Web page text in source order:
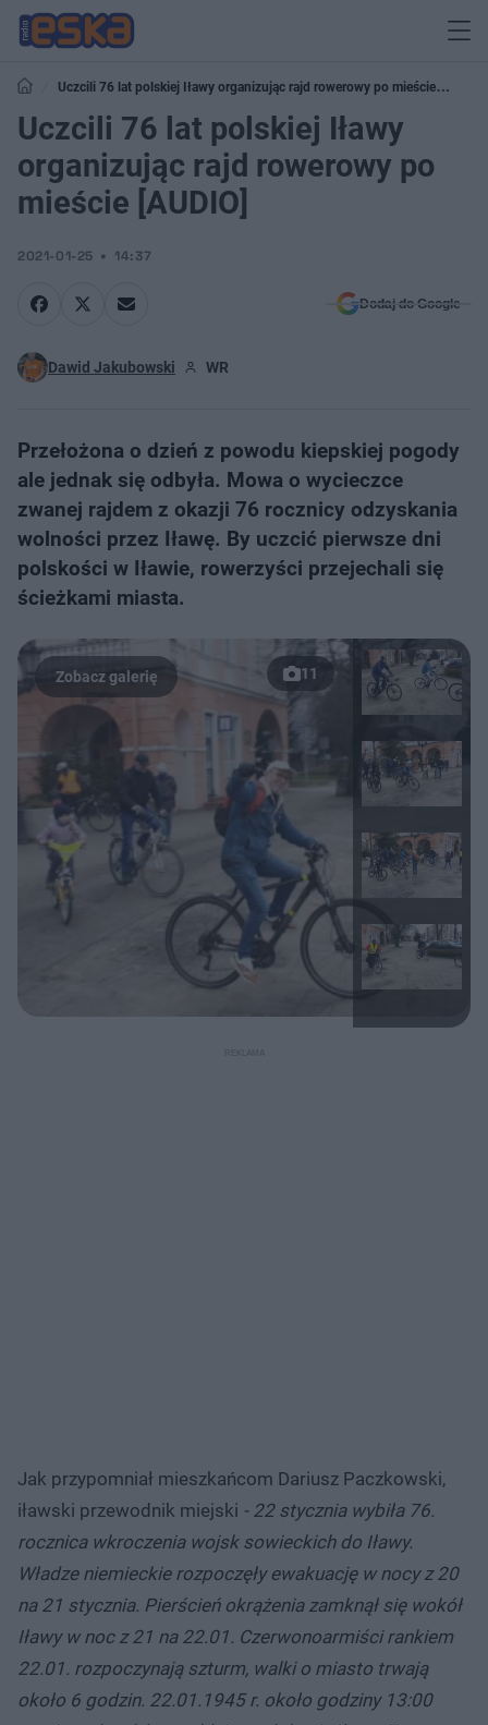
Uczcili 76 lat polskiej Iławy organizując rajd rowerowy po mieście
[AUDIO]
Uczcili 76 lat polskiej Iławy
organizując rajd rowerowy po
mieście [AUDIO]
2021-01-25 14:37
Dodaj do Google
Dawid Jakubowski WR
Przełożona o dzień z powodu kiepskiej pogody
ale jednak się odbyła. Mowa o wycieczce
zwanej rajdem z okazji 76 rocznicy odzyskania
wolności przez Iławę. By uczcić pierwsze dni
polskości w Iławie, rowerzyści przejechali się
ścieżkami miasta.
11
Jak przypomniał mieszkańcom Dariusz Paczkowski,
iławski przewodnik miejski - 22 stycznia wybiła 76.
rocznica wkroczenia wojsk sowieckich do Iławy.
Władze niemieckie rozpoczęły ewakuację w nocy z 20
na 21 stycznia. Pierścień okrążenia zamknął się wokół
Iławy w noc z 21 na 22.01. Czerwonoarmiści rankiem
22.01. rozpoczynają szturm, walki o miasto trwają
około 6 godzin. 22.01.1945 r. około godziny 13:00